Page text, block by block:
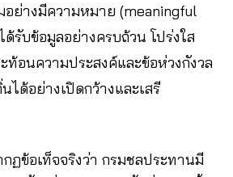
อย่างมีความหมาย (meaningful
รับข้อมูลอย่างครบถ้วน โปร่งใส
ะท้อนความประสงค์และข้อห่วงกังวล
ด้อย่างเปิดกว้างและเสรี
ฏข้อเท็จจริงว่า กรมชลประทานมี